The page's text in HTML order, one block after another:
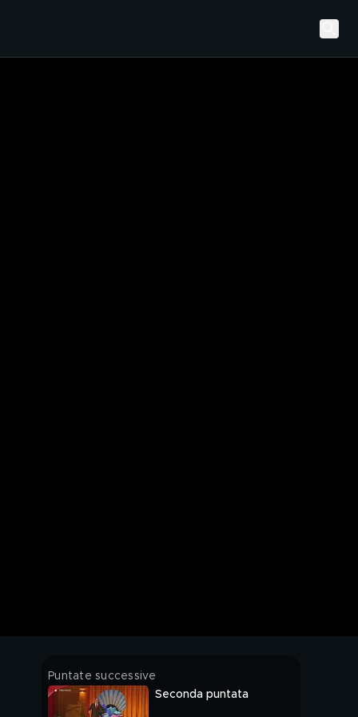
Puntate successive
Seconda puntata